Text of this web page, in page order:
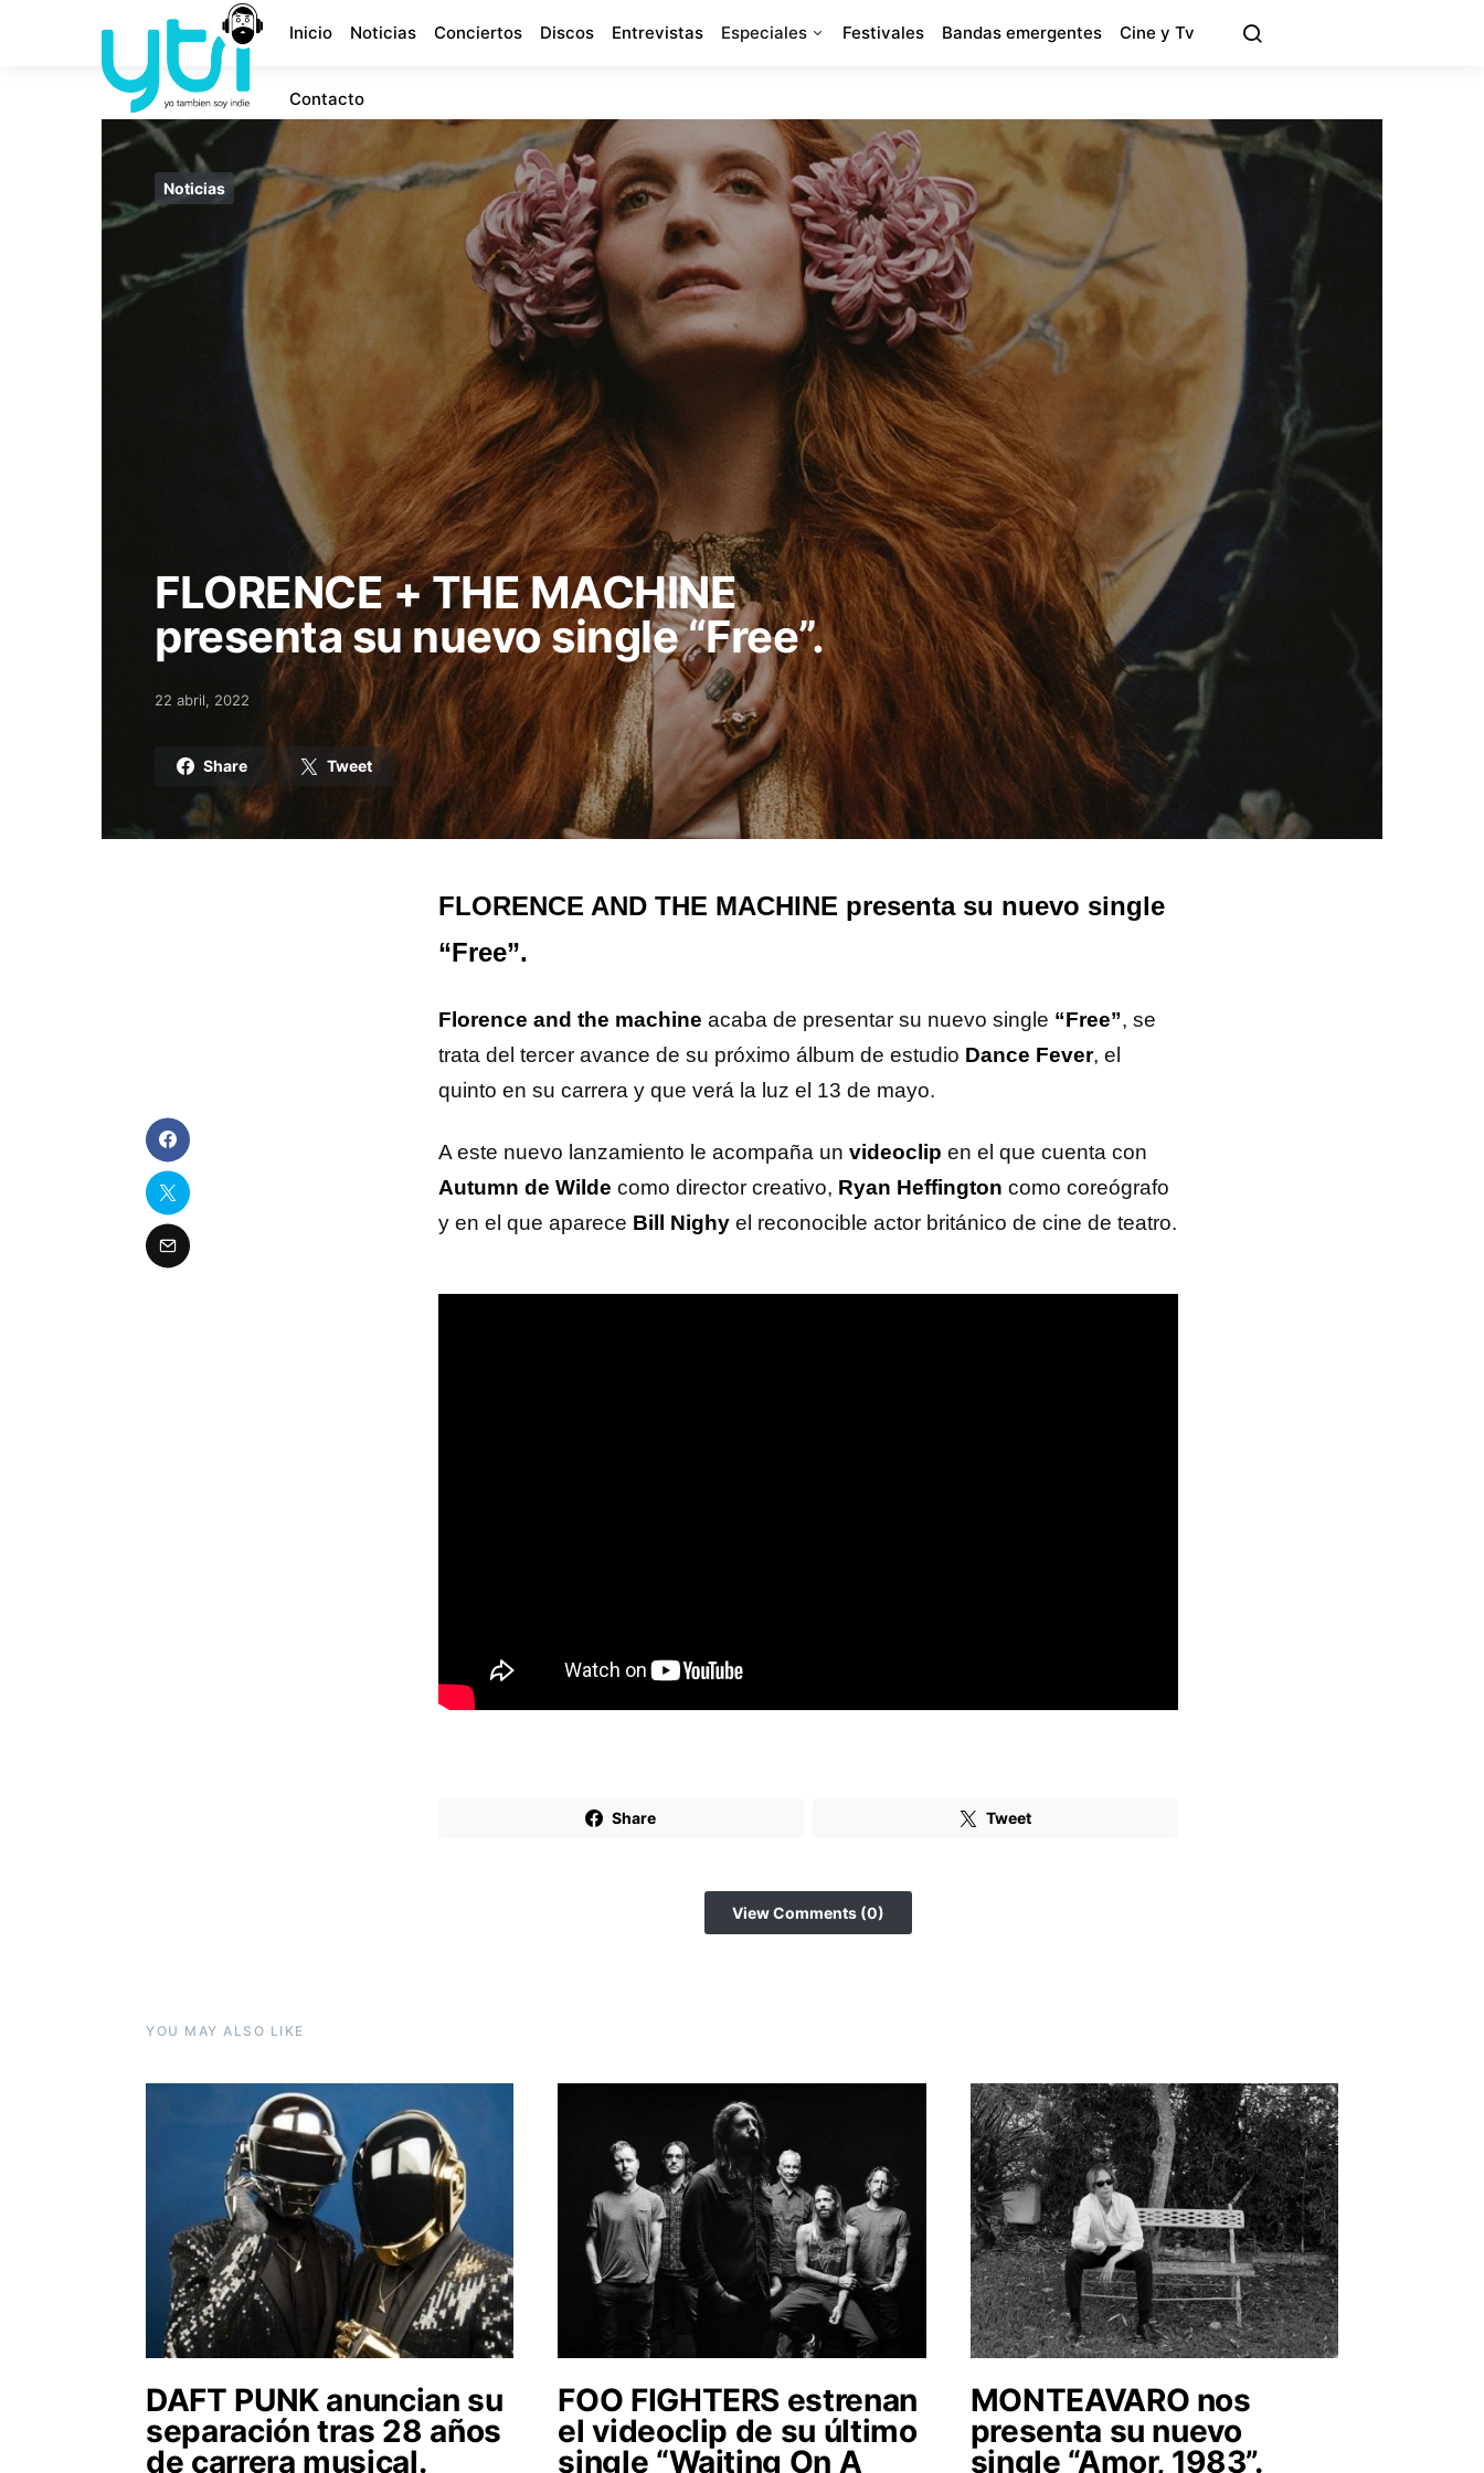
Inicio Noticias Conciertos Discos Entrevistas Especiales Festivales Bandas emergentes Cine y Tv
Contacto
Noticias
FLORENCE + THE MACHINE
presenta su nuevo single “Free”.
Posted on
22 abril, 2022
Share Tweet
FLORENCE AND THE MACHINE presenta su nuevo single
“Free”.
Florence and the machine acaba de presentar su nuevo single “Free”, se
trata del tercer avance de su próximo álbum de estudio Dance Fever, el
quinto en su carrera y que verá la luz el 13 de mayo.
A este nuevo lanzamiento le acompaña un videoclip en el que cuenta con
Autumn de Wilde como director creativo, Ryan Heffington como coreógrafo
y en el que aparece Bill Nighy el reconocible actor británico de cine de teatro.
Share Tweet
View Comments (0)
YOU MAY ALSO LIKE
DAFT PUNK anuncian su
separación tras 28 años
de carrera musical.
FOO FIGHTERS estrenan
el videoclip de su último
single “Waiting On A
MONTEAVARO nos
presenta su nuevo
single “Amor, 1983”.